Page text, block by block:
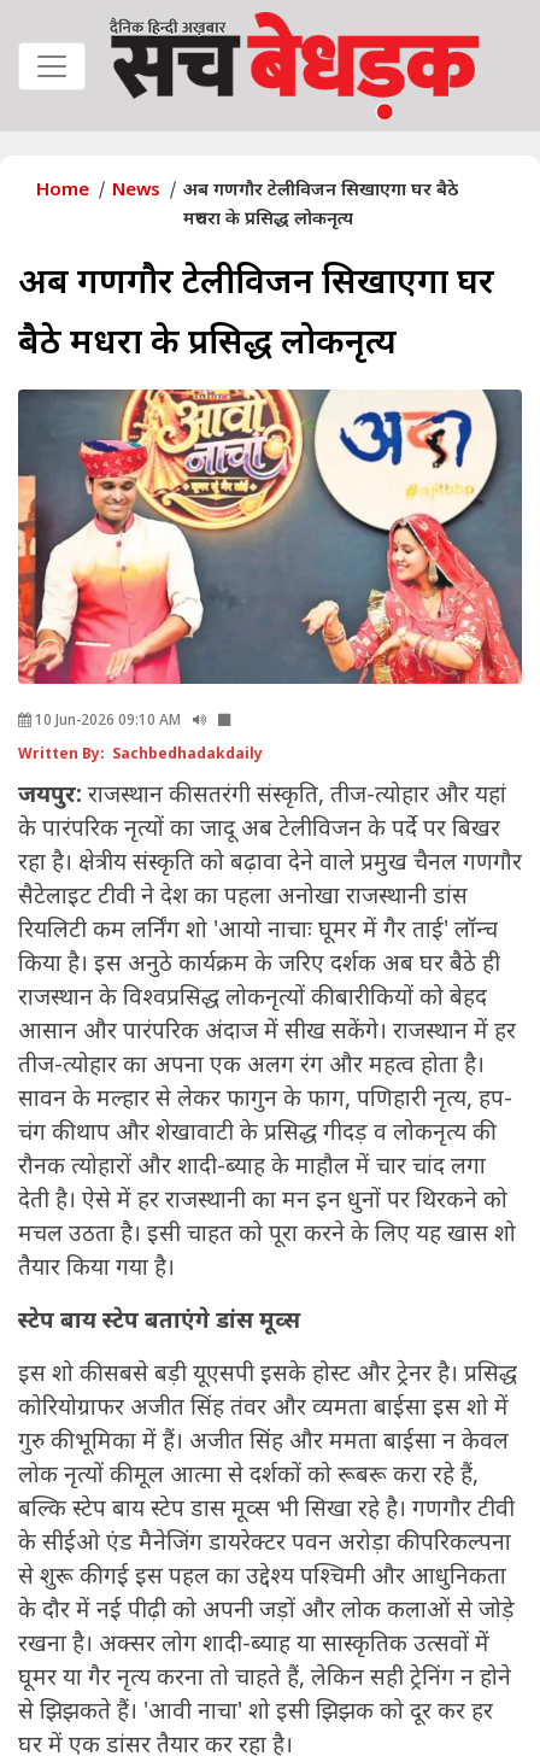
Home News
अब गणगौर टेलीविजन सिखाएगा घर बैठे
मरुधरा के प्रसिद्ध लोकनृत्य
अब गणगौर टेलीविजन सिखाएगा घर
बैठे मरुधरा के प्रसिद्ध लोकनृत्य
10 Jun-2026 09:10 AM
Written By: Sachbedhadakdaily
जयपुर: राजस्थान की सतरंगी संस्कृति, तीज-त्योहार और यहां
के पारंपरिक नृत्यों का जादू अब टेलीविजन के पर्दे पर बिखर
रहा है। क्षेत्रीय संस्कृति को बढ़ावा देने वाले प्रमुख चैनल गणगौर
सैटेलाइट टीवी ने देश का पहला अनोखा राजस्थानी डांस
रियलिटी कम लर्निंग शो 'आयो नाचाः घूमर में गैर ताई' लॉन्च
किया है। इस अनुठे कार्यक्रम के जरिए दर्शक अब घर बैठे ही
राजस्थान के विश्वप्रसिद्ध लोकनृत्यों की बारीकियों को बेहद
आसान और पारंपरिक अंदाज में सीख सकेंगे। राजस्थान में हर
तीज-त्योहार का अपना एक अलग रंग और महत्व होता है।
सावन के मल्हार से लेकर फागुन के फाग, पणिहारी नृत्य, हप-
चंग की थाप और शेखावाटी के प्रसिद्ध गीदड़ व लोकनृत्य की
रौनक त्योहारों और शादी-ब्याह के माहौल में चार चांद लगा
देती है। ऐसे में हर राजस्थानी का मन इन धुनों पर थिरकने को
मचल उठता है। इसी चाहत को पूरा करने के लिए यह खास शो
तैयार किया गया है।
स्टेप बाय स्टेप बताएंगे डांस मूव्स
इस शो की सबसे बड़ी यूएसपी इसके होस्ट और ट्रेनर है। प्रसिद्ध
कोरियोग्राफर अजीत सिंह तंवर और व्यमता बाईसा इस शो में
गुरु की भूमिका में हैं। अजीत सिंह और ममता बाईसा न केवल
लोक नृत्यों की मूल आत्मा से दर्शकों को रूबरू करा रहे हैं,
बल्कि स्टेप बाय स्टेप डास मूव्स भी सिखा रहे है। गणगौर टीवी
के सीईओ एंड मैनेजिंग डायरेक्टर पवन अरोड़ा की परिकल्पना
से शुरू की गई इस पहल का उद्देश्य पश्चिमी और आधुनिकता
के दौर में नई पीढ़ी को अपनी जड़ों और लोक कलाओं से जोड़े
रखना है। अक्सर लोग शादी-ब्याह या सास्कृतिक उत्सवों में
घूमर या गैर नृत्य करना तो चाहते हैं, लेकिन सही ट्रेनिंग न होने
से झिझकते हैं। 'आवी नाचा' शो इसी झिझक को दूर कर हर
घर में एक डांसर तैयार कर रहा है।